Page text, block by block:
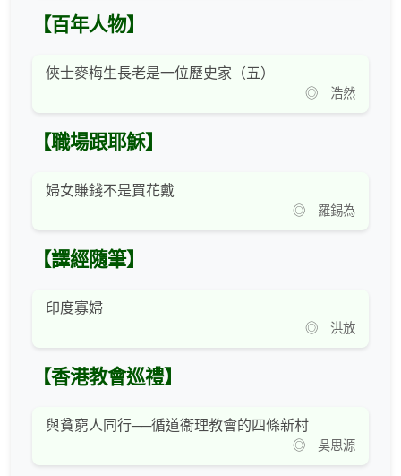
【百年人物】
俠士麥梅生長老是一位歷史家（五）
◎ 浩然
【職場跟耶穌】
婦女賺錢不是買花戴
◎ 羅錫為
【譯經隨筆】
印度寡婦
◎ 洪放
【香港教會巡禮】
與貧窮人同行──循道衞理教會的四條新村
◎ 吳思源